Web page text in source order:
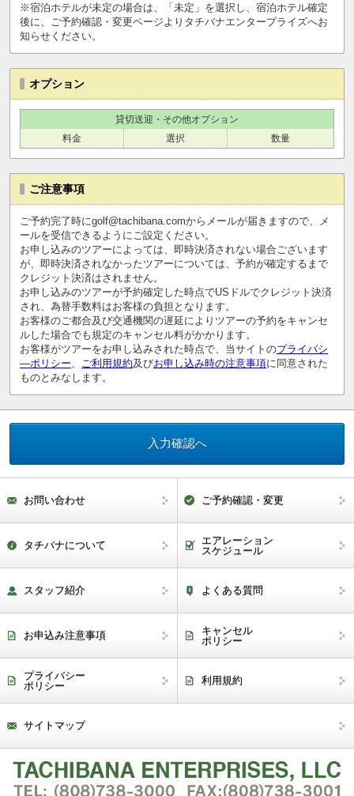
※宿泊ホテルが未定の場合は、「未定」を選択し、宿泊ホテル確定
後に、ご予約確認・変更ページよりタチバナエンタープライズへお
知らせください。
オプション
貸切送迎・その他オプション
料金
選択 数量
ご注意事項
ご予約完了時にgolf@tachibana.comからメールが届きますので、メ
ールを受信できるようにご設定ください。
お申し込みのツアーによっては、即時決済されない場合ございます
が、即時決済されなかったツアーについては、予約が確定するまで
クレジット決済はされません。
お申し込みのツアーが予約確定した時点でUSドルでクレジット決済
され、為替手数料はお客様の負担となります。
お客様のご都合及び交通機関の遅延によりツアーの予約をキャンセ
ルした場合でも規定のキャンセル料がかかります。
お客様がツアーをお申し込みされた時点で、当サイトのプライバシ
―ポリシー
ご利用規約及びお申し込み時の注意事項に同意された
ものとみなします。
お問い合わせ ご予約確認・変更
タチバナについて
エアレーション
スケジュール
スタッフ紹介 よくある質問
お申込み注意事項
キャンセル
ポリシー
プライバシー
ポリシー
利用規約
サイトマップ